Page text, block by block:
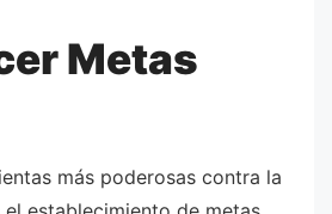
Metas
más poderosas contra la